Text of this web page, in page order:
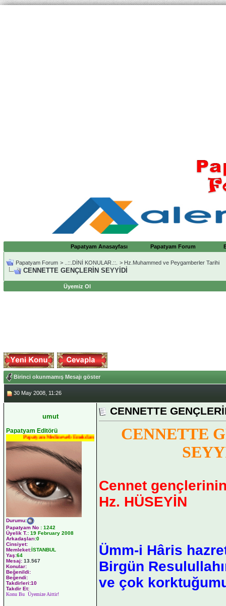
Papatyam Anasayfası Papatyam Forum
Papatyam Forum > ..::.DİNİ KONULAR.::. > Hz.Muhammed ve Peygamberler Tarihi
CENNETTE GENÇLERİN SEYYİDİ
Üyemiz Ol
Birinci okunmamış Mesajı göster
30 May 2008, 11:26
umut
Papatyam Editörü
Papatyam Medineweb Emekdarı
Durumu:
Papatyam No : 1242
Üyelik T.: 19 February 2008
Arkadaşları:0
Cinsiyet:
Memleket:İSTANBUL
Yaş:64
Mesaj: 13.567
Konular:
Beğenildi:
Beğendi:
Takdirleri:10
Takdir Et:
Konu Bu Üyemize Aittir!
CENNETTE
CENNETTE
Cennet
Hz. HÜSEYİN
Ümm-i Hâris
Birgün
ve çok